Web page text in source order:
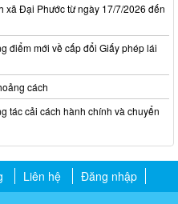
xã Đại Phước từ ngày 17/7/2026 đến
điểm mới về cấp đổi Giấy phép lái
cách
tác cải cách hành chính và chuyển
Liên hệ Đăng nhập